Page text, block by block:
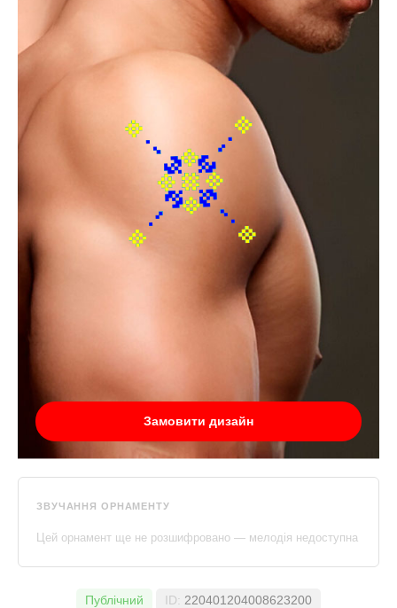
Замовити дизайн
ЗВУЧАННЯ ОРНАМЕНТУ
Цей орнамент ще не розшифровано — мелодія недоступна
Публічний ID: 220401204008623200